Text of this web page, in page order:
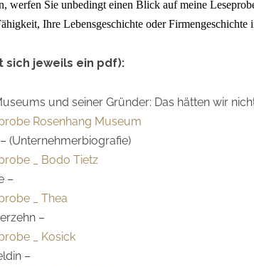
werfen Sie unbedingt einen Blick auf meine
Ihre Lebensgeschichte oderFirmengeschichte
jeweils ein pdf):
und seiner Gründer: Das hätten wir
Rosenhang Museum
(Unternehmerbiografie)
_ Bodo Tietz
–
_ Thea
–
_ Kosick
–